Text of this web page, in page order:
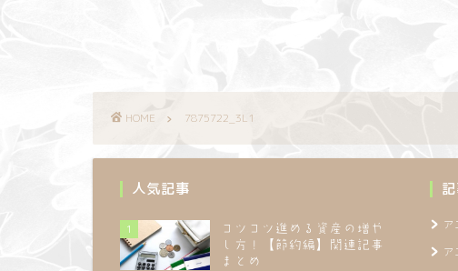
HOME 7875722_3L1
人気記事
1
コツコツ進める資産の増や
し方！【節約編】関連記事
まとめ
ア
ア